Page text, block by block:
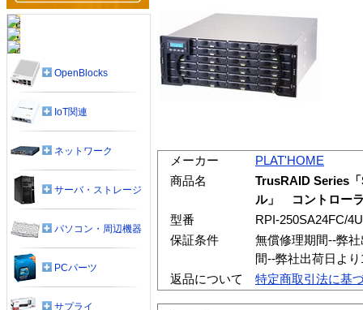
メーカー
PLAT'HOME
商品名
TrusRAID Series
ル」 コントロー
型番
RPI-250SA24FC/
保証条件
無償修理期間--弊
間--弊社出荷日よ
返品について
特定商取引法に基
OpenBlocks
IoT関連
ネットワーク
サーバ・ストレージ
パソコン・周辺機器
PCパーツ
サプライ